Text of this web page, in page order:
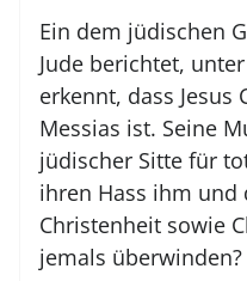
Ein dem jüdischen
Jude berichtet,
erkennt, dass
Messias ist. Seine
jüdischer Sitte für
ihren Hass ihm und
Christenheit sowie
jemals überwinden?